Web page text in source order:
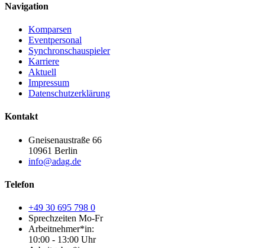
Navigation
Komparsen
Eventpersonal
Synchronschauspieler
Karriere
Aktuell
Impressum
Datenschutzerklärung
Kontakt
Gneisenaustraße 66
10961 Berlin
info@adag.de
Telefon
+49 30 695 798 0
Sprechzeiten Mo-Fr
Arbeitnehmer*in:
10:00 - 13:00 Uhr